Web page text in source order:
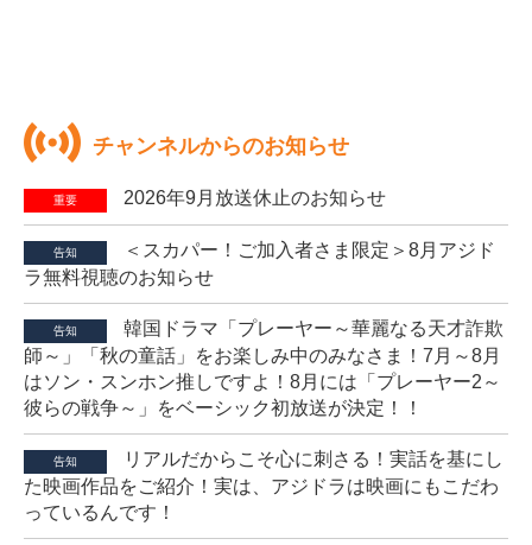
チャンネルからのお知らせ
重要 2026年9月放送休止のお知らせ
告知
＜スカパー！ご加入者さま限定＞8月アジド
ラ無料視聴のお知らせ
告知
韓国ドラマ「プレーヤー～華麗なる天才詐欺
師～」「秋の童話」をお楽しみ中のみなさま！7月～8月
はソン・スンホン推しですよ！8月には「プレーヤー2～
彼らの戦争～」をベーシック初放送が決定！！
告知
リアルだからこそ心に刺さる！実話を基にし
た映画作品をご紹介！実は、アジドラは映画にもこだわ
っているんです！